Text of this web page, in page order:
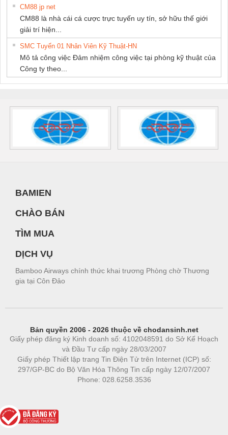
CM88 jp net
CM88 là nhà cái cá cược trực tuyến uy tín, sở hữu thế giới
giải trí hiện...
SMC Tuyển 01 Nhân Viên Kỹ Thuật-HN
Mô tả công việc Đảm nhiệm công việc tại phòng kỹ thuật của
Công ty theo...
BAMIEN
CHÀO BÁN
TÌM MUA
DỊCH VỤ
Bamboo Airways chính thức khai trương Phòng chờ Thương
gia tại Côn Đảo
Bản quyền 2006 - 2026 thuộc về chodansinh.net
Giấy phép đăng ký Kinh doanh số: 4102048591 do Sở Kế Hoạch
và Đầu Tư cấp ngày 28/03/2007
Giấy phép Thiết lập trang Tin Điện Tử trên Internet (ICP) số:
297/GP-BC do Bộ Văn Hóa Thông Tin cấp ngày 12/07/2007
Phone: 028.6258.3536